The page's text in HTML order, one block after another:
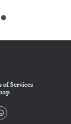
of Services